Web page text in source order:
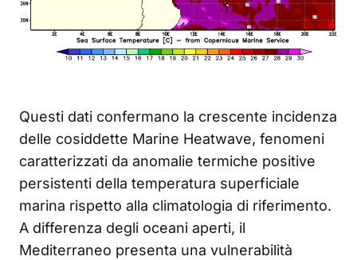
Questi dati confermano la crescente incidenza
delle cosiddette Marine Heatwave, fenomeni
caratterizzati da anomalie termiche positive
persistenti della temperatura superficiale
marina rispetto alla climatologia di riferimento.
A differenza degli oceani aperti, il
Mediterraneo presenta una vulnerabilità